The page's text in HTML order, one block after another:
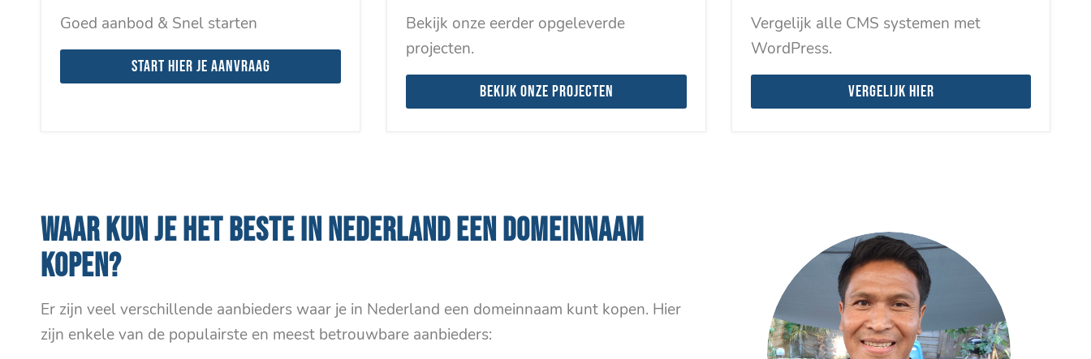
Goed aanbod & Snel starten
Start hier je aanvraag
Bekijk onze eerder opgeleverde
projecten.
Bekijk onze projecten
Vergelijk alle CMS systemen met
WordPress.
Vergelijk hier
WAAR KUN JE HET BESTE IN NEDERLAND EEN DOMEINNAAM
KOPEN?
Er zijn veel verschillende aanbieders waar je in Nederland een domeinnaam kunt kopen. Hier
zijn enkele van de populairste en meest betrouwbare aanbieders: